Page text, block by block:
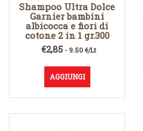
Shampoo Ultra Dolce
Garnier bambini
albicocca e fiori di
cotone 2 in 1 gr.300
€2,85- 9.50 €/Lt
AGGIUNGI